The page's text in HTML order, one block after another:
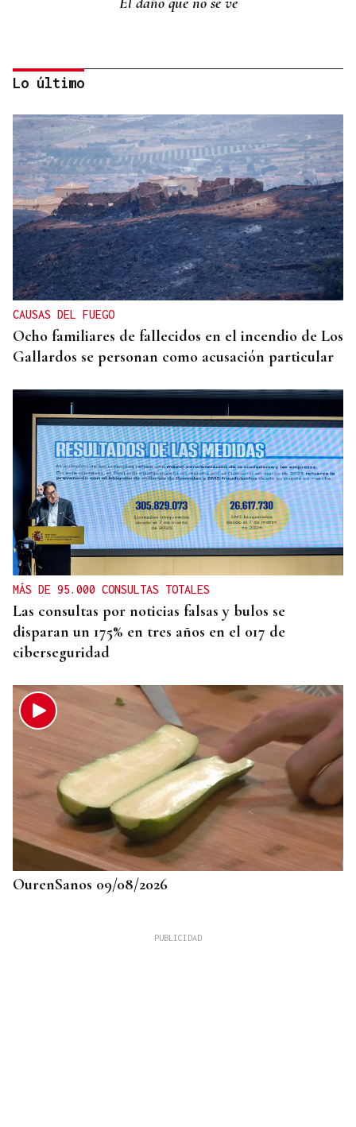
La Región
Hermosa y Digna Bibliotecaria
Lo último
CAUSAS DEL FUEGO
Ocho familiares de fallecidos en el incendio de Los
Gallardos se personan como acusación particular
MÁS DE 95.000 CONSULTAS TOTALES
Las consultas por noticias falsas y bulos se
disparan un 175% en tres años en el 017 de
ciberseguridad
OurenSanos 09/08/2026